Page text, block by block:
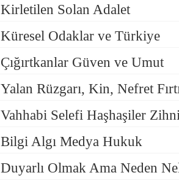
Kirletilen Solan Adalet
Küresel Odaklar ve Türkiye
Çığırtkanlar Güven ve Umut
Yalan Rüzgarı, Kin, Nefret
Vahhabi Selefi Haşhaşiler
Bilgi Algı Medya Hukuk
Duyarlı Olmak Ama Neden